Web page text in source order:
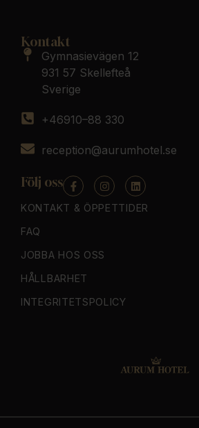
Kontakt
Gymnasievägen 12
931 57 Skellefteå
Sverige
+46910–88 330
reception@aurumhotel.se
Följ oss
KONTAKT & ÖPPETTIDER
FAQ
JOBBA HOS OSS
HÅLLBARHET
INTEGRITETSPOLICY